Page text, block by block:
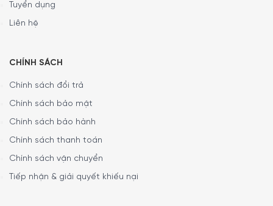
Hiện tại sản phẩm Ấm Siêu Tốc Smeg KLF04BLEU
Black đang được bày bán tại hệ thống showroom Đồ Gia
Dụng Châu Âu Nhập Khẩu
vị hãy gọi điện trực tiếp vào Hotline:
mua sản phẩm. Hoặc đặt hàng trực tiếp trên website.
Tuyển dụng
Liên hệ
CHÍNH SÁCH
Chính sách đổi trả
Chính sách bảo mật
Chính sách bảo hành
Chính sách thanh toán
Chính sách vận chuyển
Tiếp nhận & giải quyết khiếu nại